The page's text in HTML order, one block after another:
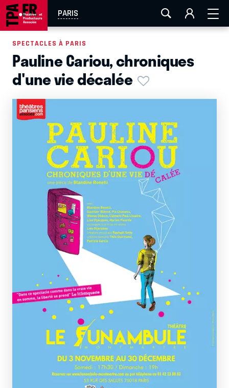
PARIS
AIX-MARSEILLE LA ROCHELLE
EN TOURNÉE
SPECTACLES À PARIS
Pauline Cariou, chroniques
d'une vie décalée